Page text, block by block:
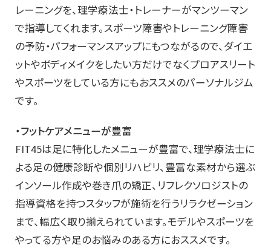
レーニングを、理学療法士・トレーナーがマンツーマン
で指導してくれます。スポーツ障害やトレーニング障害
の予防・パフォーマンスアップにもつながるので、ダイエ
ットやボディメイクをしたい方だけでなくプロアスリート
やスポーツをしている方にもおススメのパーソナルジム
です。
・フットケアメニューが豊富
FIT45は足に特化したメニューが豊富で、理学療法士に
よる足の健康診断や個別リハビリ、豊富な素材から選ぶ
インソール作成や巻き爪の矯正、リフレクソロジストの
指導資格を持つスタッフが施術を行うリラクゼーション
まで、幅広く取り揃えられています。モデルやスポーツを
やってる方や足のお悩みのある方におススメです。